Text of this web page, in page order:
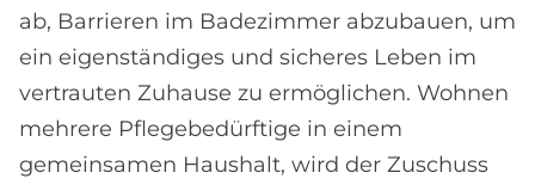
ab, Barrieren im Badezimmer abzubauen, um
ein eigenständiges und sicheres Leben im
vertrauten Zuhause zu ermöglichen. Wohnen
mehrere Pflegebedürftige in einem
gemeinsamen Haushalt, wird der Zuschuss